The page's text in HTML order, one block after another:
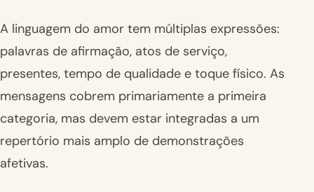
A linguagem do amor tem múltiplas expressões:
palavras de afirmação, atos de serviço,
presentes, tempo de qualidade e toque físico. As
mensagens cobrem primariamente a primeira
categoria, mas devem estar integradas a um
repertório mais amplo de demonstrações
afetivas.